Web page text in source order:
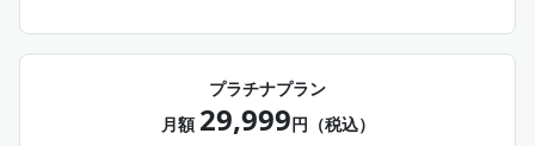
■藍海のん手描きデザイン デジタルカレンダーを画像で毎
■お誕生日月にあなただけに宛てたお祝いメッセージ動画
プラチナプラン
月額 29,999円（税込）